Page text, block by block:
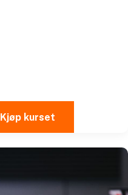
Kjøp kurset